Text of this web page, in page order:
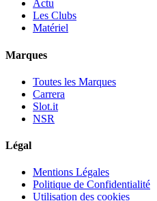
Actu
Les Clubs
Matériel
Marques
Toutes les Marques
Carrera
Slot.it
NSR
Légal
Mentions Légales
Politique de Confidentialité
Utilisation des cookies